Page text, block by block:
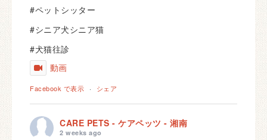
#ペットシッター
#シニア犬シニア猫
#犬猫往診
動画
Facebook で表示 · シェア
CARE PETS - ケアペッツ - 湘南
2 weeks ago